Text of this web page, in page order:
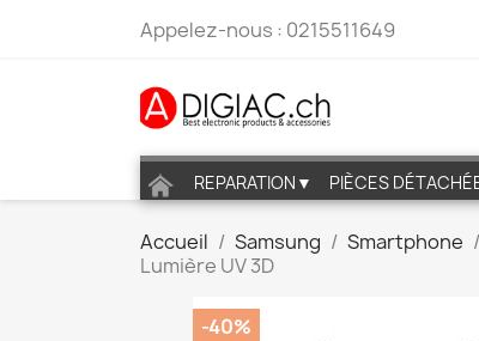
Appelez-nous : 0215511649
REPARATION▼ PIÈCES
Accueil Samsung Smartphone
Lumière UV 3D
-40%